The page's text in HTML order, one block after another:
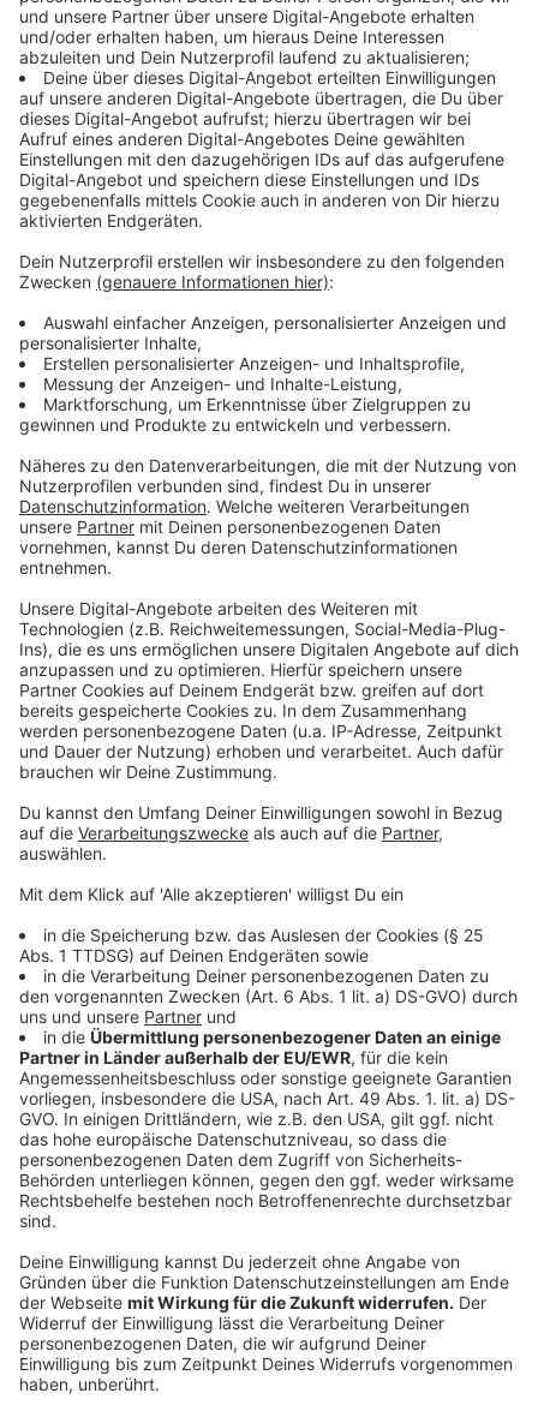
Nach Deutschland ist Spanien eines der beliebtesten
Urlaubsländer der Deutschen. Spanier selbst geben
oft wenig Trinkgeld. Trotzdem sollte man auch hier ein
bisschen Geld da lassen, wenn es geschmeckt hat und
man mit der Qualität zufrieden war. Mit zehn bis 15
Prozent macht man nichts falsch. Im Taxi reicht es,
den zu zahlenden Betrag aufzurunden, also z.B. von
13,40 Euro auf 14 Euro. In Bars oder beim Friseur steht
auch häufiger einen Teller oder ein Sparschwein. Auch
Anzeige
Anzeige
Wer in seinem Italienurlaub schon mal auf die
"coperto" entdeckt haben. Damit begleicht man das
Tischgedeck, Brot und Wasser. Ansonsten ist es eher
unüblich Trinkgeld zu geben. Auch bei der Taxifahrt ist
kein Trinkgeld üblich. Trotzdem könnte es sein, dass
das von Touristen an Touristenhotspots zum Beispiel
dem Petersplatz in Rom erwartet wird. Dann sollte
lassen.
USA
Anzeige
Der eine oder andere Tourist könnte in den USA schon
mal reingefallen sein. Hier fällt das Trinkgeld üppiger
aus: 15 bis 20 Prozent. Alles darunter gilt zumindest
als unhöflich.
Das Trinkgeld macht hier einen wesentlichen Teil des
bekommen Kellnerinnen und Kellner weniger Gehalt als
den Mindestlohn, da die Arbeitgeber davon ausgehen,
dass das mit Trinkgeldern ausgeglichen wird. Dennoch
ist Trinkgeld auch hier natürlich freiwillig.